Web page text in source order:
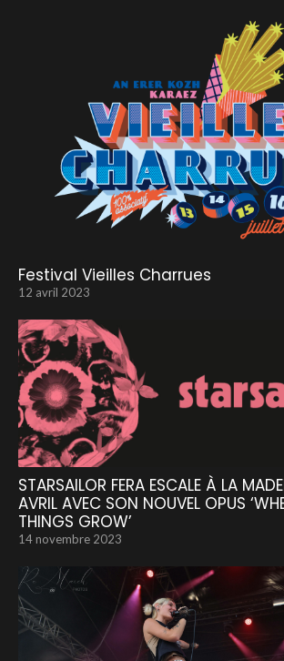
Festival Vieilles Charrues
12 avril 2023
STARSAILOR FERA ESCALE À LA
AVRIL AVEC SON NOUVEL OPUS
THINGS GROW’
14 novembre 2023